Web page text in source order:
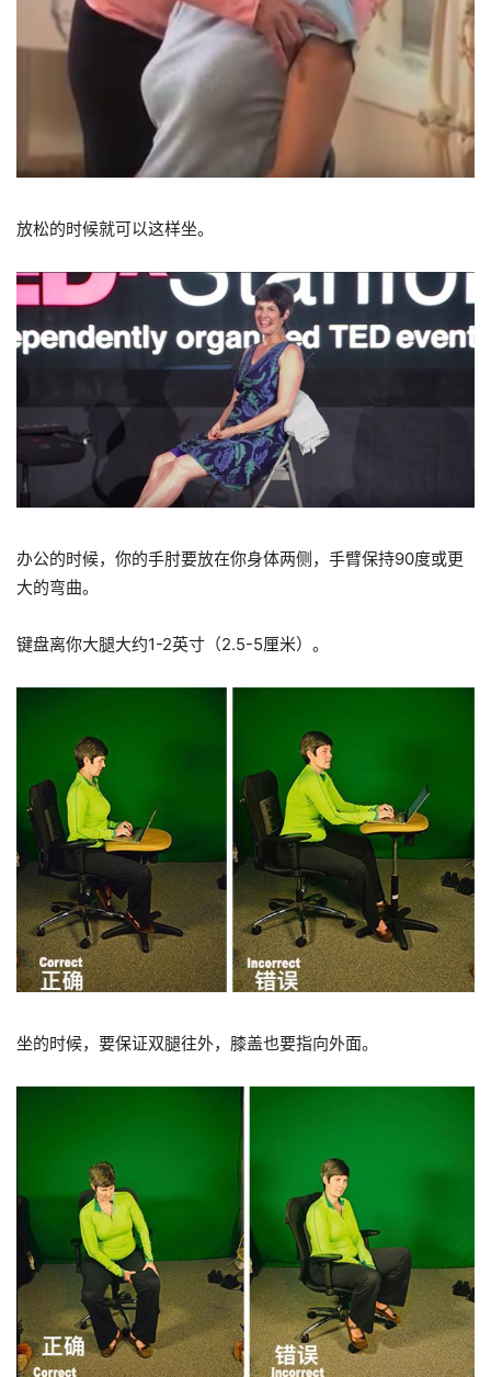
放松的时候就可以这样坐。
办公的时候，你的手肘要放在你身体两侧，手臂保持90度或更
大的弯曲。
键盘离你大腿大约1-2英寸（2.5-5厘米）。
坐的时候，要保证双腿往外，膝盖也要指向外面。